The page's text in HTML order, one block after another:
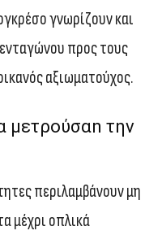
γνωρίζουν και
προς τους
αξιωματούχος.
την
περιλαμβάνουν μη
μέχρι οπλικά